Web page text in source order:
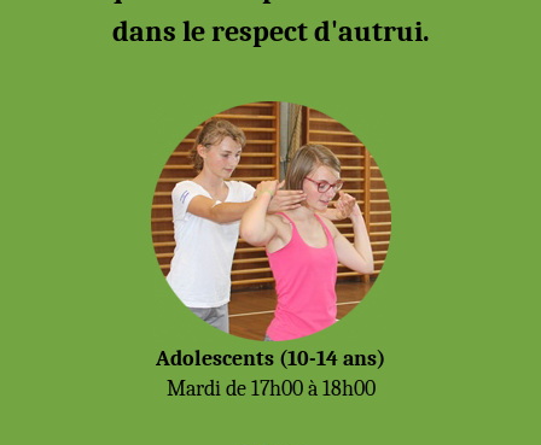
dans le respect d'autrui.
Adolescents (10-14 ans)
Mardi de 17h00 à 18h00